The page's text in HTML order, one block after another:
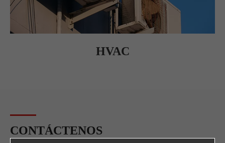
HVAC
CONTÁCTENOS